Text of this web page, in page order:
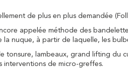
de plus en plus demandée
appelée méthode des
nuque, à partir de laquelle, les
tonsure, lambeaux, grand lifting du
interventions de micro-greffes.